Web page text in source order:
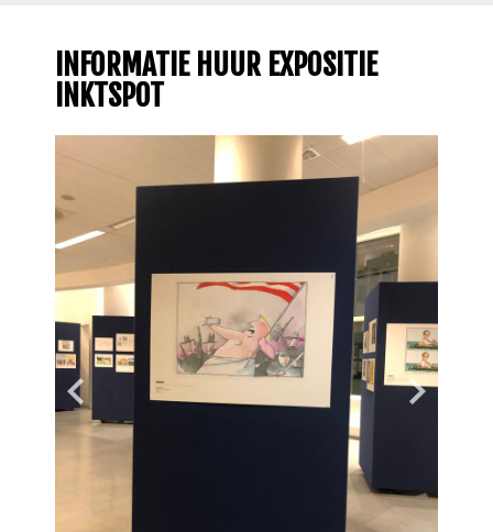
INFORMATIE HUUR EXPOSITIE
INKTSPOT